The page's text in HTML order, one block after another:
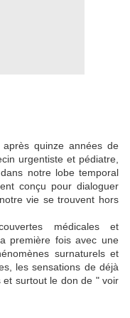
quinze années de
urgentiste et pédiatre,
notre lobe temporal
conçu pour dialoguer
vie se trouvent hors
médicales et
première fois avec une
surnaturels et
les sensations de déjà
et surtout le don de " voir